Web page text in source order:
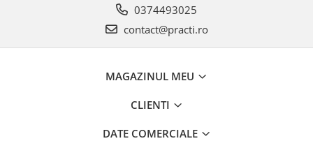
0374493025
contact@practi.ro
MAGAZINUL MEU
CLIENTI
DATE COMERCIALE